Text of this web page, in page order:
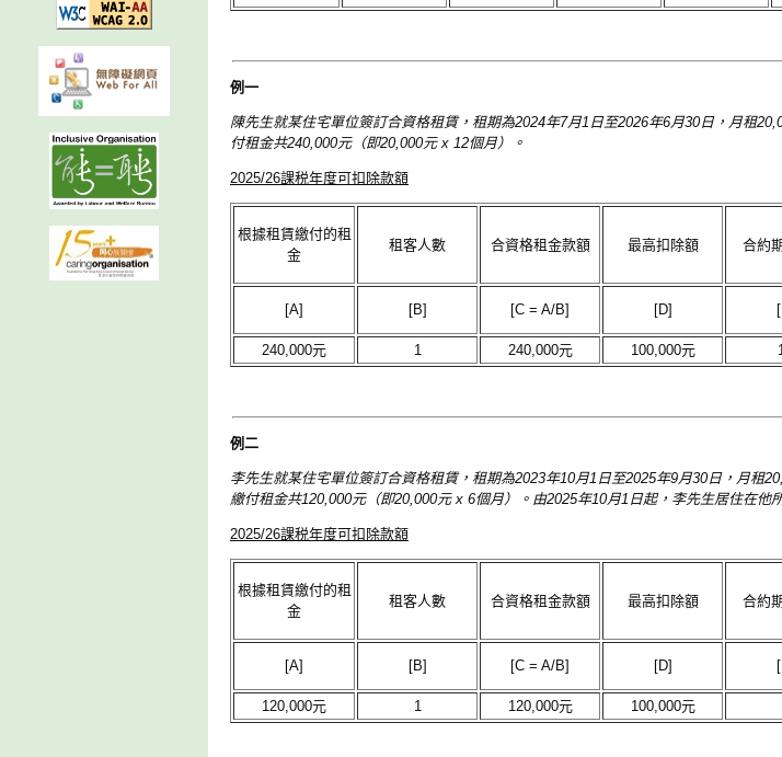
例一
陳先生就某住宅單位簽訂合資格租賃，租期為2024年7月1日至2026年6月30日，月租
付租金共240,000元（即20,000元 x 12個月）。
2025/26課税年度可扣除款額
根據租賃繳付的租
金
租客人數 合資格租金款額 最高扣除額 合約
[A] [B] [C = A/B] [D]
240,000元
1 240,000元 100,000元
例二
李先生就某住宅單位簽訂合資格租賃，租期為2023年10月1日至2025年9月30日，月租
繳付租金共120,000元（即20,000元 x 6個月）。由2025年10月1日起，李先生居住在他
2025/26課税年度可扣除款額
根據租賃繳付的租
金
租客人數 合資格租金款額 最高扣除額 合約
[A] [B] [C = A/B] [D]
120,000元
1 120,000元 100,000元